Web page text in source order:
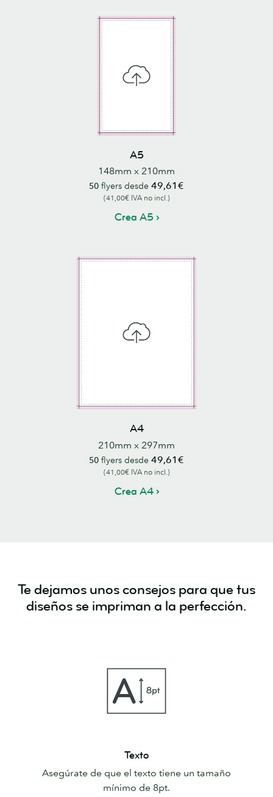
A5
148mm x 210mm
50 flyers desde 49,61€
(41,00€ IVA no incl.)
Crea A5
A4
210mm x 297mm
50 flyers desde 49,61€
(41,00€ IVA no incl.)
Crea A4
Te dejamos unos consejos para que tus
diseños se impriman a la perfección.
Texto
Asegúrate de que el texto tiene un tamaño
mínimo de 8pt.